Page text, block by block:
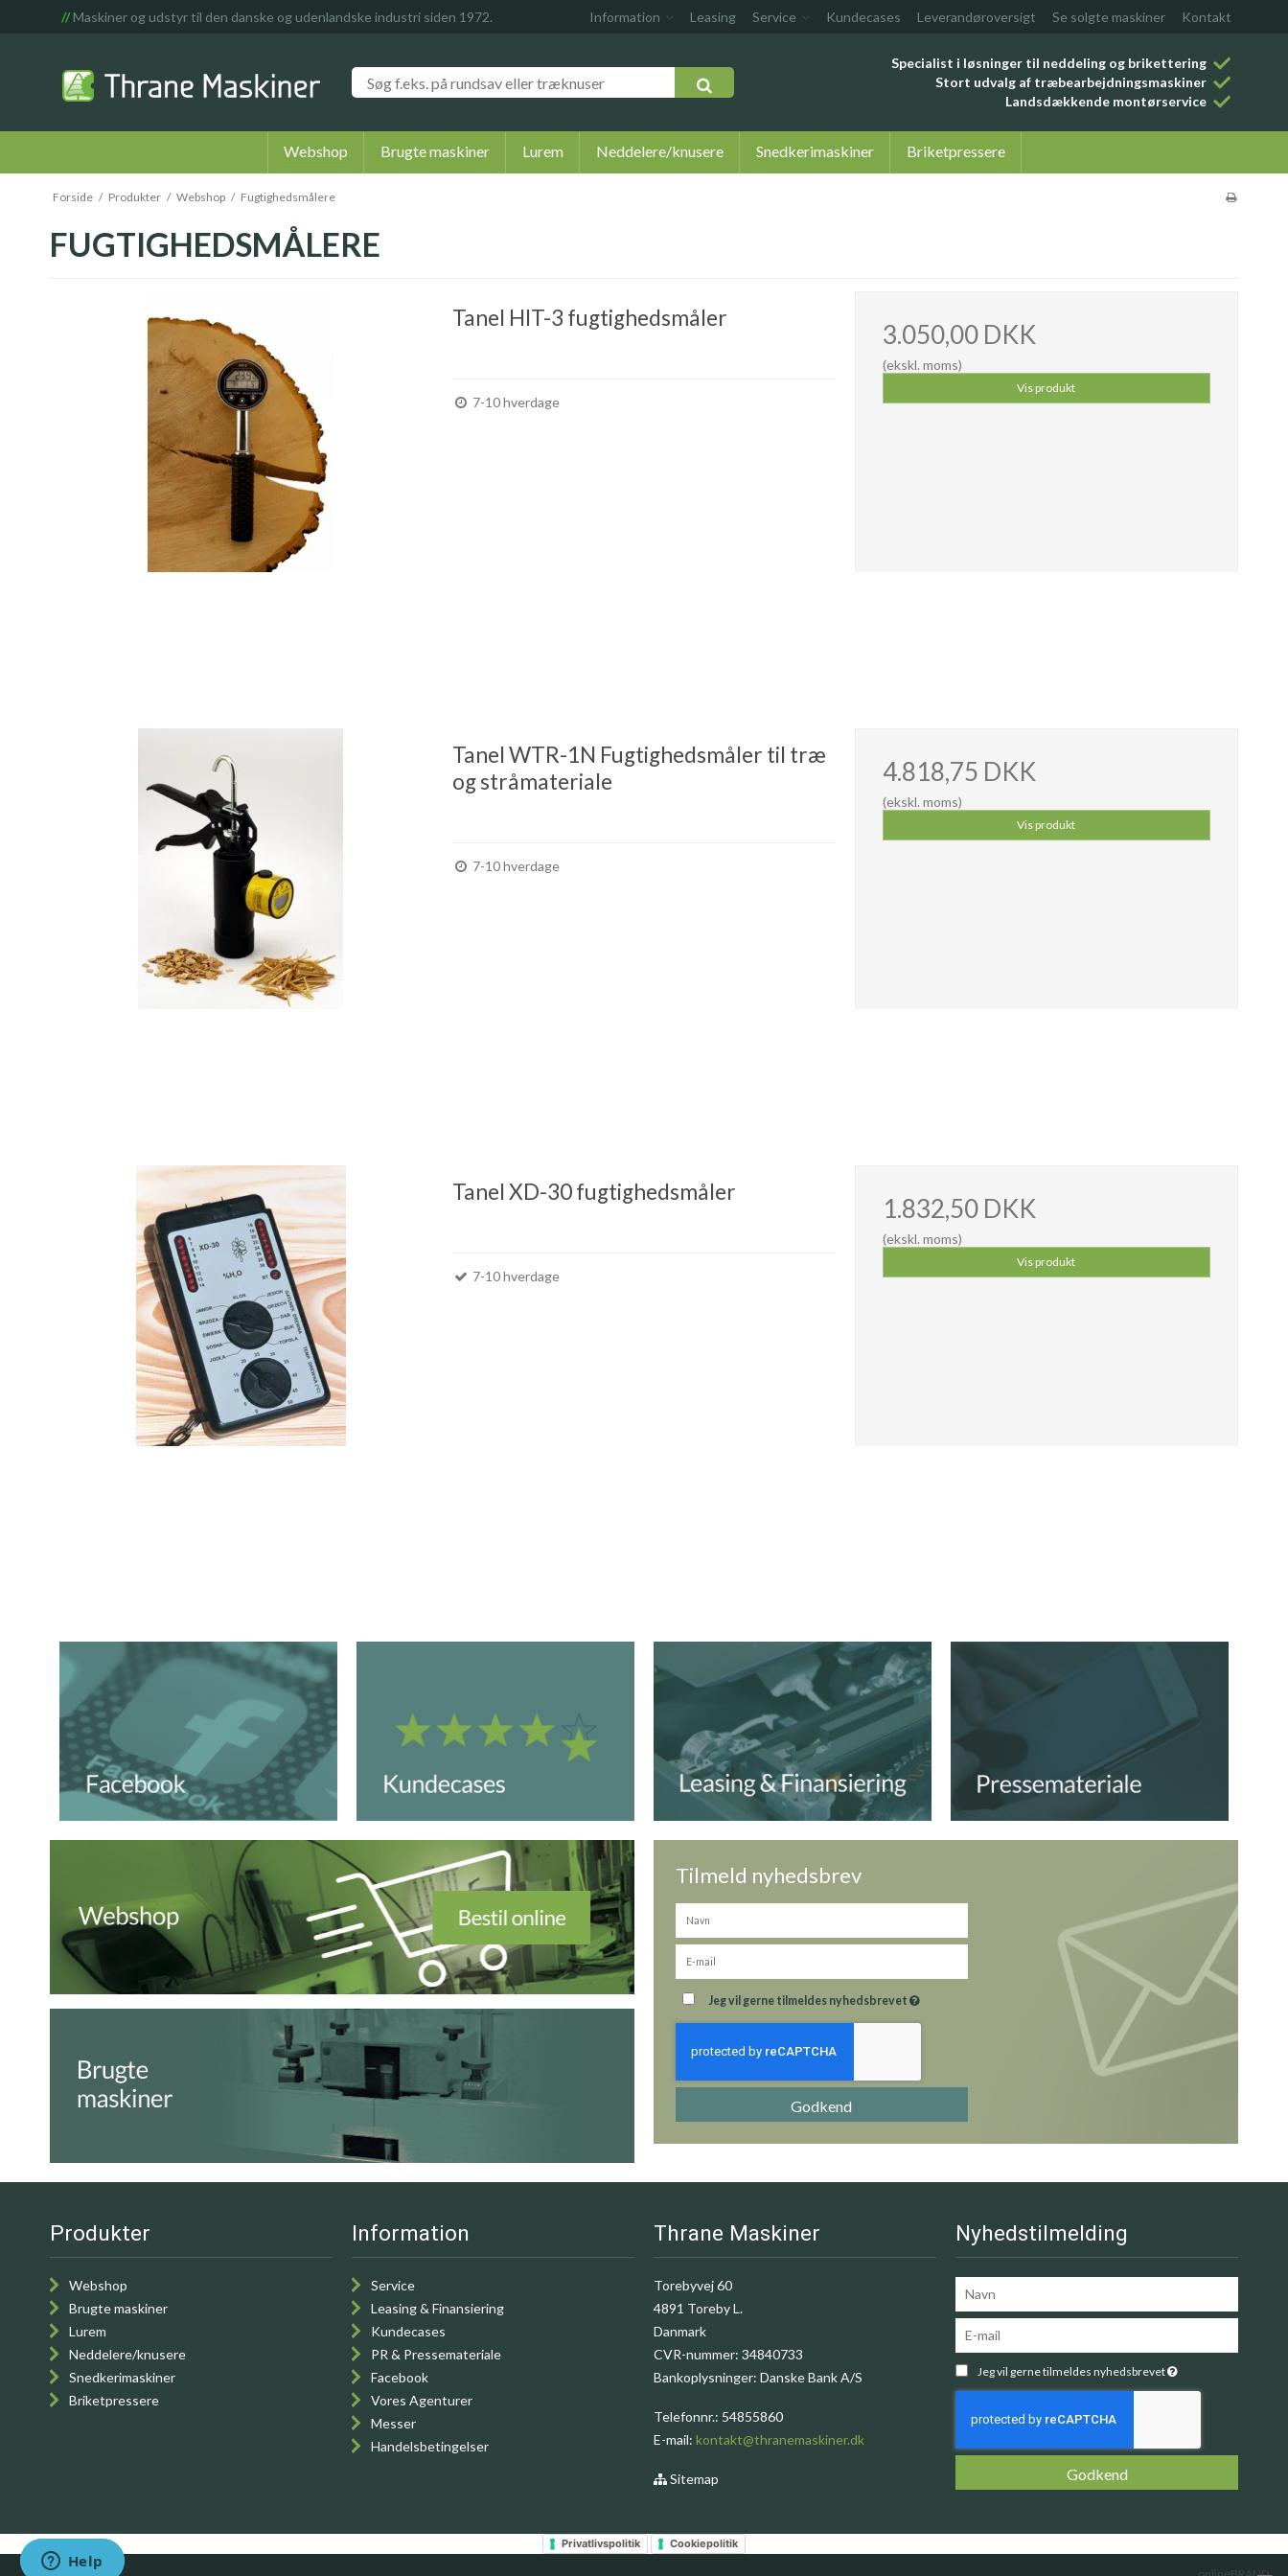
//Maskiner og udstyr til den danske og udenlandske industri siden 1972. Information Leasing Service Kundecases Leverandøroversigt Se solgte maskiner Kontakt
Specialist i løsninger til neddeling og brikettering
Stort udvalg af træbearbejdningsmaskiner
Landsdækkende montørservice
Webshop Brugte maskiner Lurem Neddelere/knusere Snedkerimaskiner Briketpressere
Forside / Produkter / Webshop / Fugtighedsmålere
FUGTIGHEDSMÅLERE
Tanel HIT-3 fugtighedsmåler
7-10 hverdage
3.050,00 DKK
(ekskl. moms)
Vis produkt
Tanel WTR-1N Fugtighedsmåler til træ
og stråmateriale
7-10 hverdage
4.818,75 DKK
(ekskl. moms)
Vis produkt
Tanel XD-30 fugtighedsmåler
7-10 hverdage
1.832,50 DKK
(ekskl. moms)
Vis produkt
Tilmeld nyhedsbrev
Jeg vil gerne tilmeldes nyhedsbrevet
Godkend
Produkter
Webshop
Brugte maskiner
Lurem
Neddelere/knusere
Snedkerimaskiner
Briketpressere
Information
Service
Leasing & Finansiering
Kundecases
PR & Pressemateriale
Facebook
Vores Agenturer
Messer
Handelsbetingelser
Thrane Maskiner
Torebyvej 60
4891 Toreby L.
Danmark
CVR-nummer: 34840733
Bankoplysninger: Danske Bank A/S
Telefonnr.: 54855860
E-mail: kontakt@thranemaskiner.dk
Sitemap
Nyhedstilmelding
Jeg vil gerne tilmeldes nyhedsbrevet
Godkend
Privatlivspolitik Cookiepolitik